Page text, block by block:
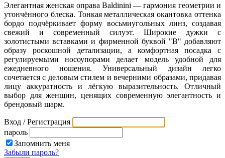
Элегантная женская оправа Baldinini — гармония геометрии и
утончённого блеска. Тонкая металлическая окантовка оттенка
бордо подчёркивает форму восьмиугольных линз, создавая
свежий и современный силуэт. Широкие дужки с
золотистыми вставками и фирменной буквой "B" добавляют
образу роскошной детализации, а комфортная посадка с
регулируемыми носоупорами делает модель удобной для
ежедневного ношения. Универсальный дизайн легко
сочетается с деловым стилем и вечерними образами, придавая
лицу аккуратность и лёгкую выразительность. Отличный
выбор для женщин, ценящих современную элегантность и
брендовый шарм.
Вход / Регистрация
пароль
Запомнить меня
Забыли пароль?